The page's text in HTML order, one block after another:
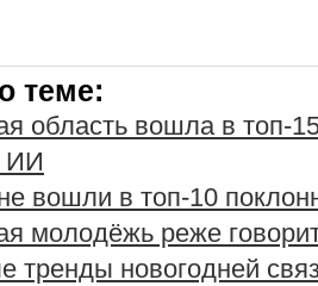
теме:
область вошла в топ-
ИИ
вошли в топ-10
молодёжь реже
тренды новогодней